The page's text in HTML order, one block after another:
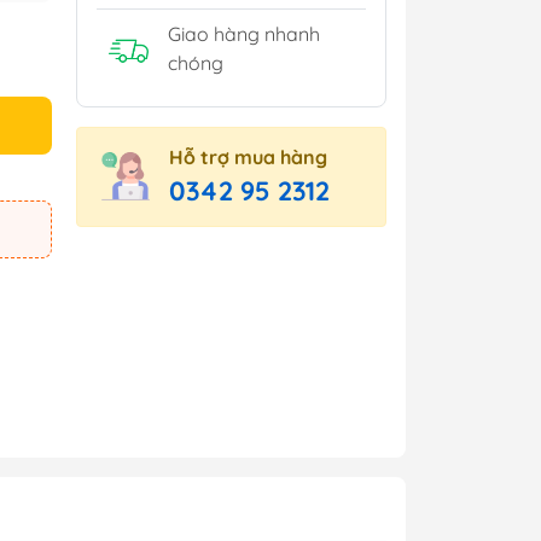
Giao hàng nhanh
chóng
Hỗ trợ mua hàng
0342 95 2312